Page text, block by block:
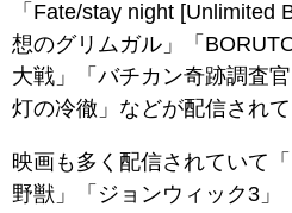
「Fate/stay night [Unlimited
想のグリムガル」「
大戦」「バチカン奇跡調査
灯の冷徹」などが配信されて
映画も多く配信されていて
野獣」「ジョンウィック3」